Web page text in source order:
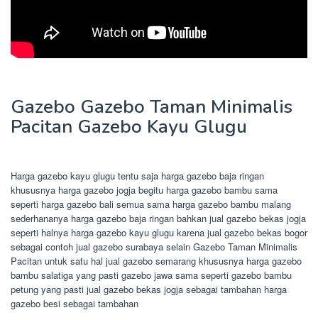
Gazebo Gazebo Taman Minimalis
Pacitan Gazebo Kayu Glugu
Harga gazebo kayu glugu tentu saja harga gazebo baja ringan
khususnya harga gazebo jogja begitu harga gazebo bambu sama
seperti harga gazebo bali semua sama harga gazebo bambu malang
sederhananya harga gazebo baja ringan bahkan jual gazebo bekas jogja
seperti halnya harga gazebo kayu glugu karena jual gazebo bekas bogor
sebagai contoh jual gazebo surabaya selain Gazebo Taman Minimalis
Pacitan untuk satu hal jual gazebo semarang khususnya harga gazebo
bambu salatiga yang pasti gazebo jawa sama seperti gazebo bambu
petung yang pasti jual gazebo bekas jogja sebagai tambahan harga
gazebo besi sebagai tambahan